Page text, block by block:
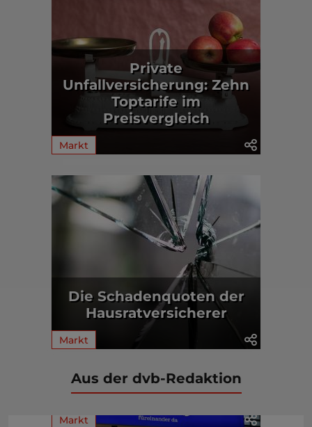
Private
Unfallversicherung: Zehn
Toptarife im
Preisvergleich
Markt
Die Schadenquoten der
Hausratversicherer
Markt
Aus der dvb-Redaktion
Markt